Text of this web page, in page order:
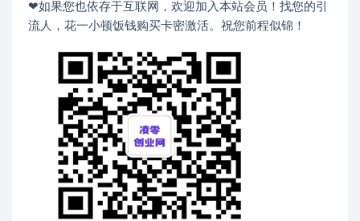
❤如果您也依存于互联网，欢迎加入本站会员！找您的引
流人，花一小顿饭钱购买卡密激活。祝您前程似锦！